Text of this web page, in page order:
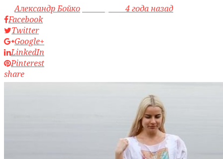
byАлександр Бойко
4 года назад
Facebook
Twitter
Google+
LinkedIn
Pinterest
share